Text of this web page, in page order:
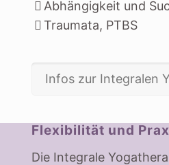
Abhängigkeit und
Traumata, PTBS
Infos zur Integralen
Flexibilität und
Die Integrale